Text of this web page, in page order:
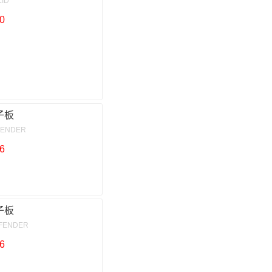
板
板